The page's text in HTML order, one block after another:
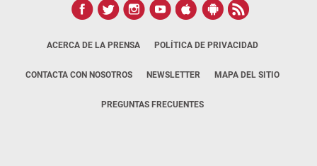
ACERCA DE LA PRENSA POLÍTICA DE PRIVACIDAD
CONTACTA CON NOSOTROS NEWSLETTER MAPA DEL SITIO
PREGUNTAS FRECUENTES